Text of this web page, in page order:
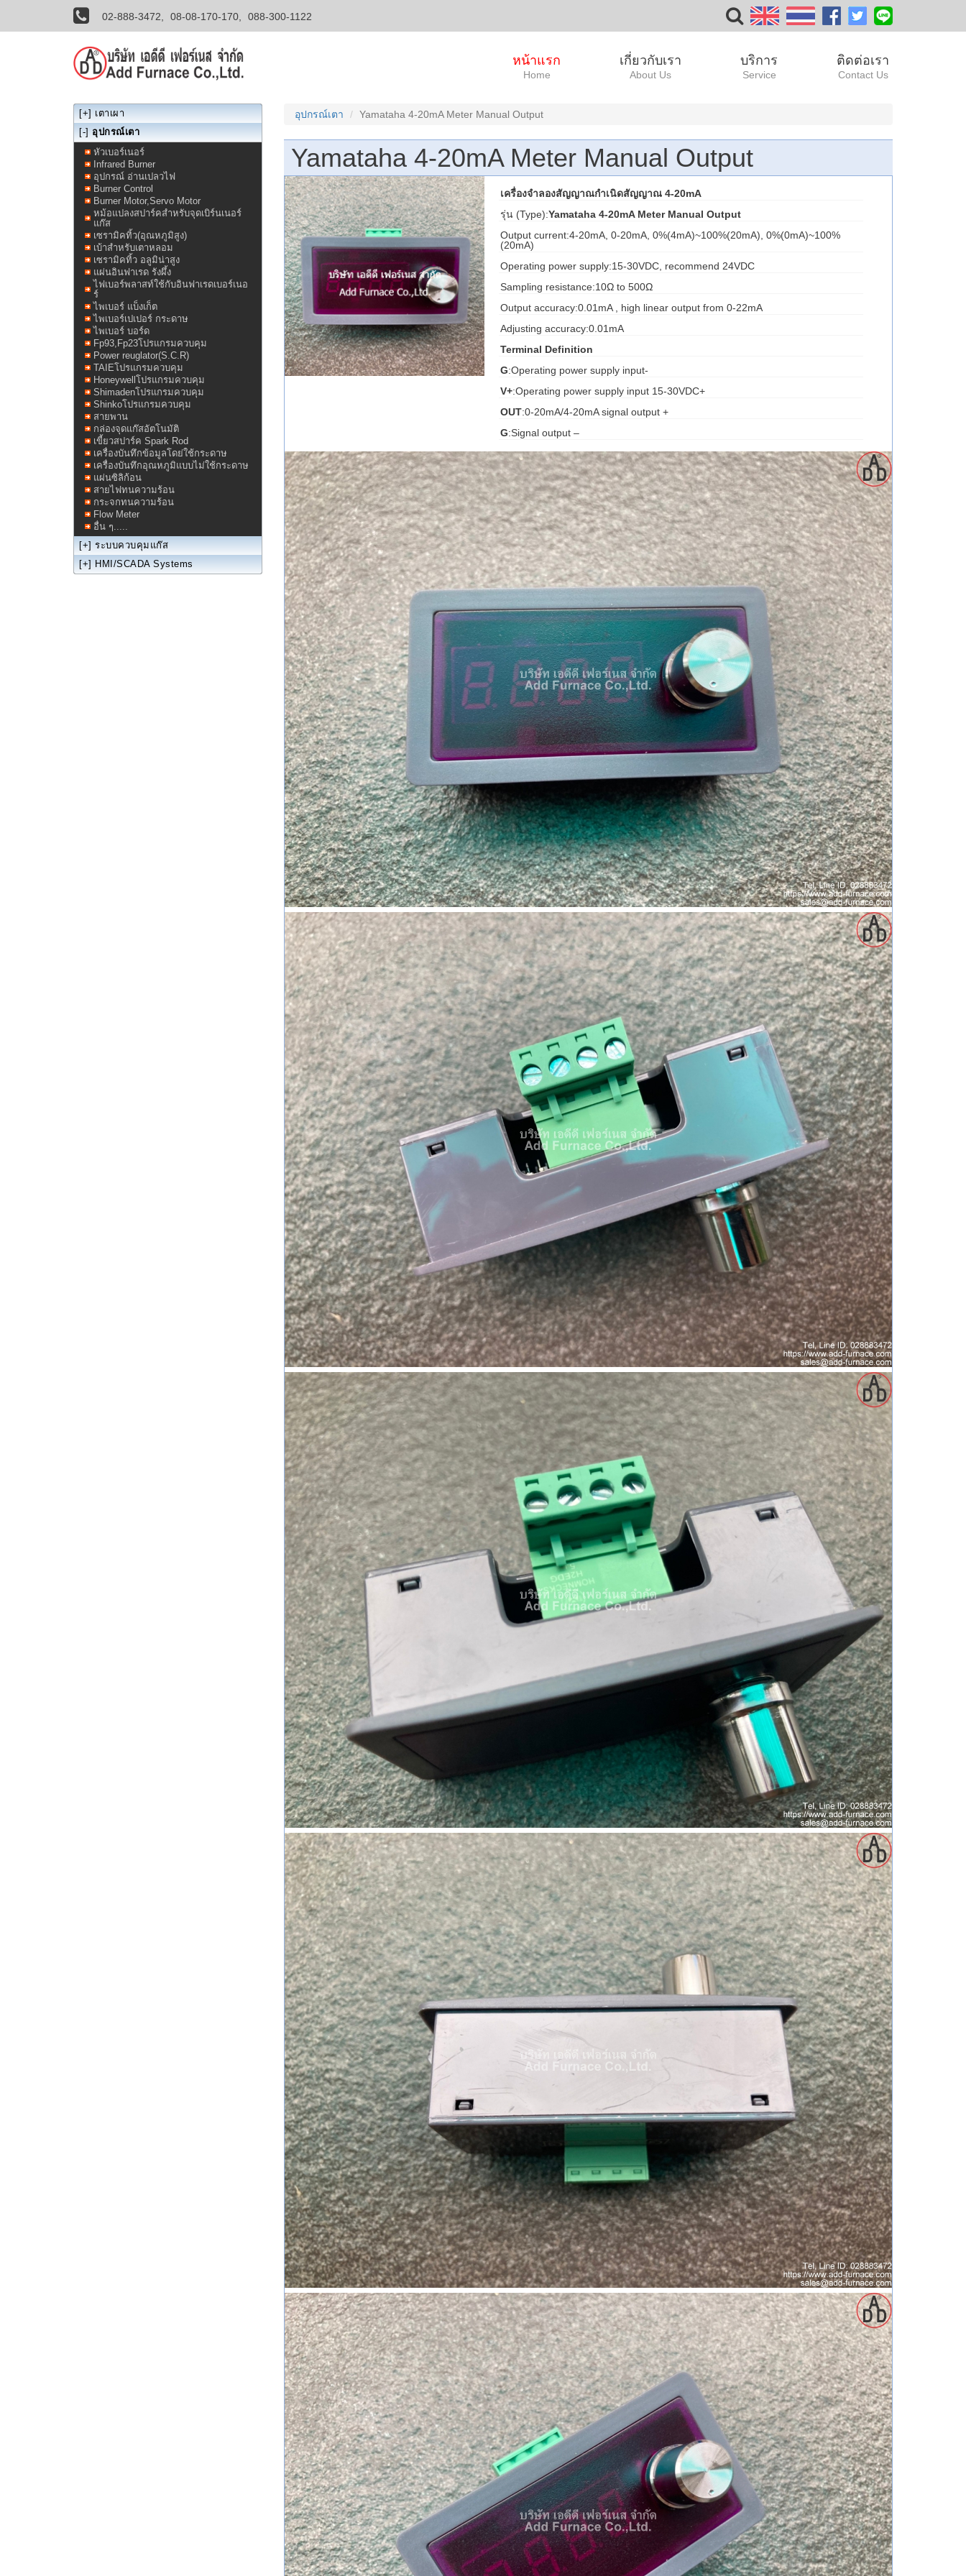
02-888-3472, 08-08-170-170, 088-300-1122
หน้าแรก
Home
เกี่ยวกับเรา
About Us
บริการ
Service
ติดต่อเรา
Contact Us
อุปกรณ์เตา Yamataha 4-20mA Meter Manual Output
Yamataha 4-20mA Meter Manual Output
เครื่องจำลองสัญญาณกำเนิดสัญญาณ 4-20mA
รุ่น (Type):Yamataha 4-20mA Meter Manual Output
Output current:4-20mA, 0-20mA, 0%(4mA)~100%(20mA), 0%(0mA)~100%
(20mA)
Operating power supply:15-30VDC, recommend 24VDC
Sampling resistance:10Ω to 500Ω
Output accuracy:0.01mA , high linear output from 0-22mA
Adjusting accuracy:0.01mA
Terminal Definition
G:Operating power supply input-
V+:Operating power supply input 15-30VDC+
OUT:0-20mA/4-20mA signal output +
G:Signal output –
[+] เตาเผา
[-] อุปกรณ์เตา
หัวเบอร์เนอร์
Infrared Burner
อุปกรณ์ อ่านเปลวไฟ
Burner Control
Burner Motor,Servo Motor
หม้อแปลงสปาร์คสำหรับจุดเบิร์นเนอร์
แก๊ส
เซรามิคทิ้ว(อุณหภูมิสูง)
เบ้าสำหรับเตาหลอม
เซรามิคทิ้ว อลูมิน่าสูง
แผ่นอินฟาเรด รังผึ้ง
ไฟเบอร์พลาสท์ใช้กับอินฟาเรดเบอร์เนอ
ร์
ไพเบอร์ แบ็งเก็ต
ไพเบอร์เปเปอร์ กระดาษ
ไพเบอร์ บอร์ด
Fp93,Fp23โปรแกรมควบคุม
Power reuglator(S.C.R)
TAIEโปรแกรมควบคุม
Honeywellโปรแกรมควบคุม
Shimadenโปรแกรมควบคุม
Shinkoโปรแกรมควบคุม
สายพาน
กล่องจุดแก๊สอัตโนมัติ
เขี้ยวสปาร์ค Spark Rod
เครื่องบันทึกข้อมูลโดย่ใช้กระดาษ
เครื่องบันทึกอุณหภูมิแบบไม่ใช้กระดาษ
แผ่นซิลิก้อน
สายไฟทนความร้อน
กระจกทนความร้อน
Flow Meter
อื่น ๆ.....
[+] ระบบควบคุมแก๊ส
[+] HMI/SCADA Systems